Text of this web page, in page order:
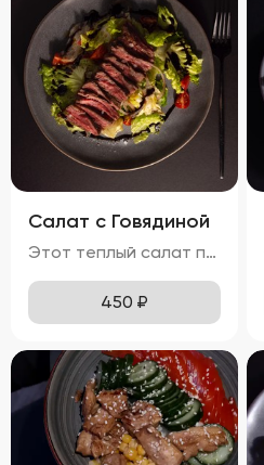
Салат с Говядиной
Этот теплый салат поражает своим сочетанием вкусов и ароматов. Кусочки сочной говядины гармонично дополняются мягкими ломтиками баклажанов и спелых помидоров. Равномерно распределённый по поверхности сыра мармезан придаёт блюду изысканную пикантность. Вкус салата насыщен теплом, где каждая составляющая играет свою роль: солоноватая говядина, кислинка помидоров и пряная нотка баклажанов создают идеальный баланс. Ароматы жареной говядины и баклажанов наполняют блюдо особым шармом. Консистенция салата остаётся мягкой благодаря нежному мясу и тушеным овощам, при этом плавленный сыр мармезан добавляет приятного сливочного оттенка.
450 ₽